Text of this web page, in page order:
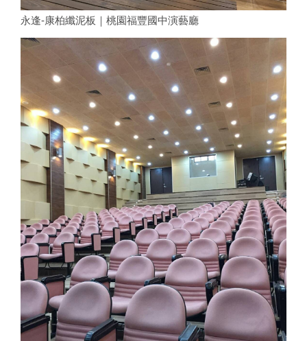
永逢-康柏纖泥板｜桃園福豐國中演藝廳